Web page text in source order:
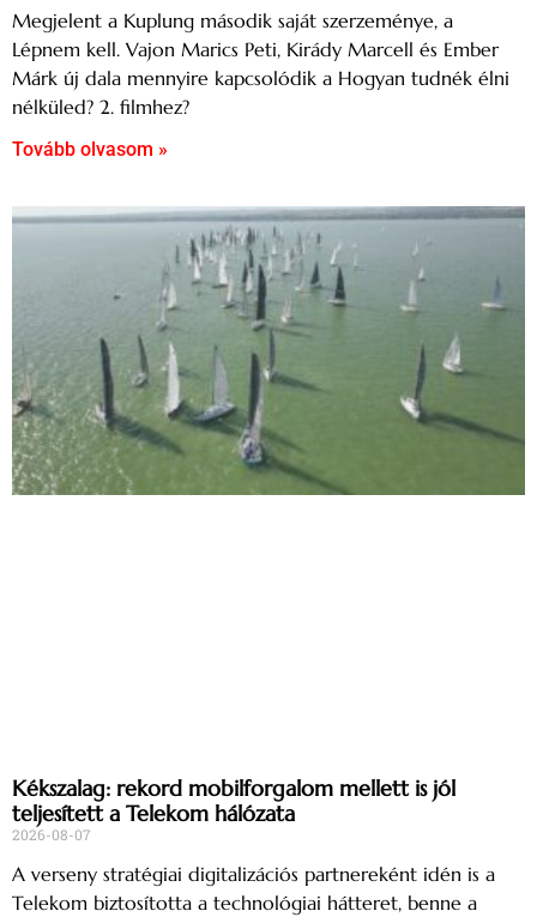
Megjelent a Kuplung második saját szerzeménye, a
Lépnem kell. Vajon Marics Peti, Kirády Marcell és Ember
Márk új dala mennyire kapcsolódik a Hogyan tudnék élni
nélküled? 2. filmhez?
Tovább olvasom »
Kékszalag: rekord mobilforgalom mellett is jól
teljesített a Telekom hálózata
2026-08-07
A verseny stratégiai digitalizációs partnereként idén is a
Telekom biztosította a technológiai hátteret, benne a